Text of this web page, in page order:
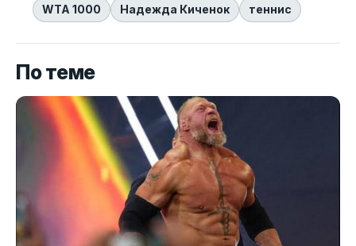
WTA 1000 Надежда Киченок теннис
По теме